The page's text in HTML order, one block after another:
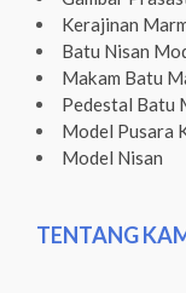
Kerajinan
Batu Nisan
Makam Batu
Pedestal Batu
Model Pusara
Model Nisan
TENTANG